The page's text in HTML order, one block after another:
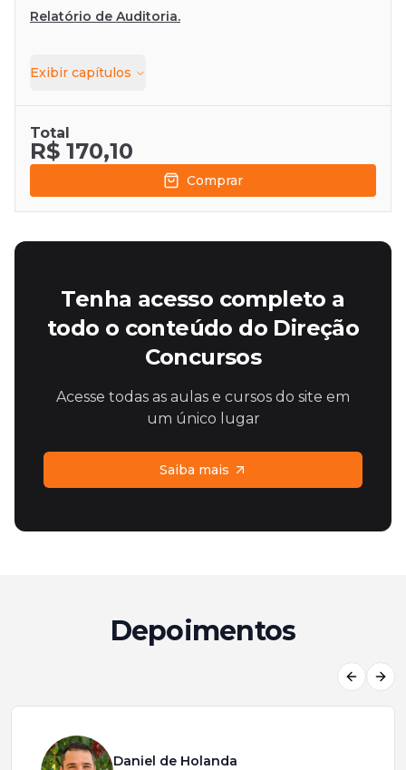
Relatório de Auditoria.
Exibir capítulos
Total
R$ 170,10
Comprar
Tenha acesso completo a
todo o conteúdo do Direção
Concursos
Acesse todas as aulas e cursos do site em
um único lugar
Saiba mais
Depoimentos
Daniel de Holanda